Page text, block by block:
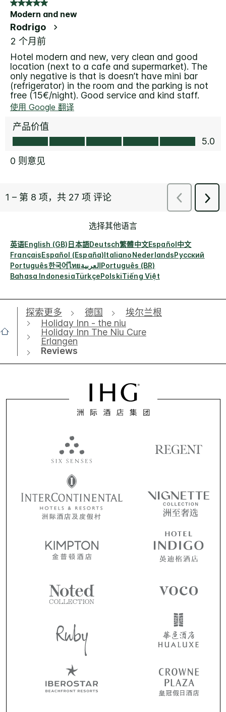
选择其他语言
英语English (GB)日本語Deutsch繁體中文Español中文
FrançaisEspañol (España)ItalianoNederlandsРусский
Português한국어ไทยالعربيةPortuguês (BR)
Bahasa IndonesiaTürkçePolskiTiếng Việt
探索更多 德国
埃尔兰根
Holiday Inn - the niu
Holiday Inn The Niu Cure
Erlangen
Reviews